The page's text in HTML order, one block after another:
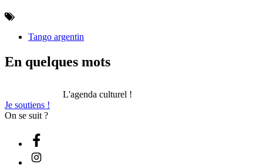
Tango argentin
En quelques mots
L'agenda culturel !
Je soutiens !
On se suit ?